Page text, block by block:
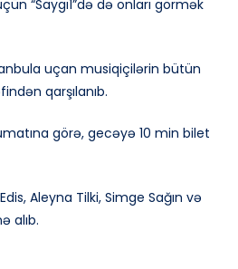
“Saygı1”də də onları görmək
uçan musiqiçilərin bütün
qarşılanıb.
görə, gecəyə 10 min bilet
Aleyna Tilki, Simge Sağın və
alıb.